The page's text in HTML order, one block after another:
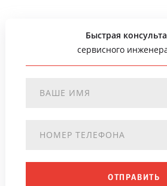
Быстрая
сервисного
ОТПРАВИТЬ